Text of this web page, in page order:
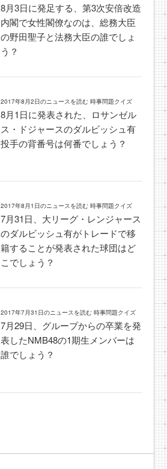
8月3日に発足する、第3次安倍改造
内閣で女性閣僚なのは、総務大臣
の野田聖子と法務大臣の誰でしょ
う？
2017年8月2日のニュースを読む 時事問題クイズ
8月1日に発表された、ロサンゼル
ス・ドジャースのダルビッシュ有
投手の背番号は何番でしょう？
2017年8月1日のニュースを読む 時事問題クイズ
7月31日、大リーグ・レンジャース
のダルビッシュ有がトレードで移
籍することが発表された球団はど
こでしょう？
2017年7月31日のニュースを読む 時事問題クイズ
7月29日、グループからの卒業を発
表したNMB48の1期生メンバーは
誰でしょう？